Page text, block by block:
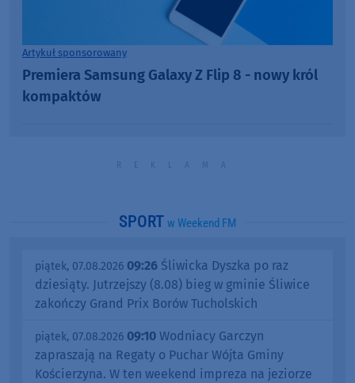
Artykuł sponsorowany
Premiera Samsung Galaxy Z Flip 8 - nowy król
kompaktów
SPORT w Weekend FM
piątek, 07.08.2026 09:26 Śliwicka Dyszka po raz
dziesiąty. Jutrzejszy (8.08) bieg w gminie Śliwice
zakończy Grand Prix Borów Tucholskich
piątek, 07.08.2026 09:10 Wodniacy Garczyn
zapraszają na Regaty o Puchar Wójta Gminy
Kościerzyna. W ten weekend impreza na jeziorze